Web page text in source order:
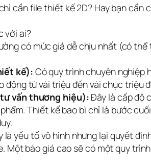
cần file thiết kế 2D? Hay bạn cần
với ai?
có mức giá dễ chịu nhất (có
kế): Có quy trình chuyên nghiệp
động từ vài triệu đến vài chục triệu
vấn thương hiệu):Đây là cấp độ
Thiết kế bao bì chỉ là bước
là yếu tố vô hình nhưng lại quyết
Một báo giá cao sẽ có một quy